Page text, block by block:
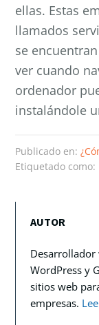
ellas. Estas
llamados
se
ver cuando
ordenador
instalándole
Publicado en:
Etiquetado como:
AUTOR
Desarrollador
WordPress y
sitios web
empresas.